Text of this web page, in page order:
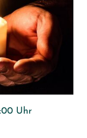
Uhr